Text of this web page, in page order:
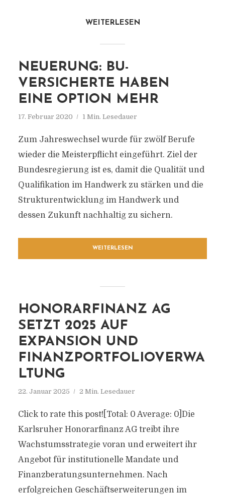
WEITERLESEN
NEUERUNG: BU-
VERSICHERTE HABEN
EINE OPTION MEHR
17. Februar 2020 1 Min. Lesedauer
Zum Jahreswechsel wurde für zwölf Berufe
wieder die Meisterpflicht eingeführt. Ziel der
Bundesregierung ist es, damit die Qualität und
Qualifikation im Handwerk zu stärken und die
Strukturentwicklung im Handwerk und
dessen Zukunft nachhaltig zu sichern.
WEITERLESEN
HONORARFINANZ AG
SETZT 2025 AUF
EXPANSION UND
FINANZPORTFOLIOVERWA
LTUNG
22. Januar 2025 2 Min. Lesedauer
Click to rate this post![Total: 0 Average: 0]Die
Karlsruher Honorarfinanz AG treibt ihre
Wachstumsstrategie voran und erweitert ihr
Angebot für institutionelle Mandate und
Finanzberatungsunternehmen. Nach
erfolgreichen Geschäftserweiterungen im